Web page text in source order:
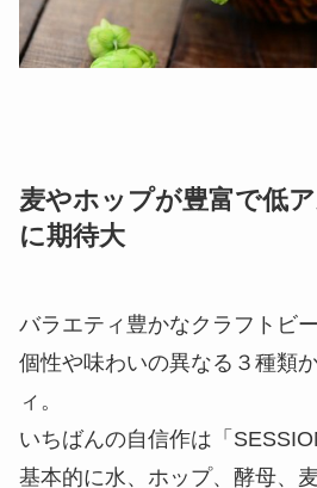
麦やホップが豊富で低
に期待大
バラエティ豊かなクラフトビ
個性や味わいの異なる３種類
ィ。
いちばんの自信作は「
基本的に水、ホップ、酵母、